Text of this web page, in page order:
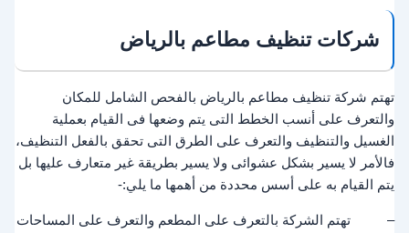
شركات تنظيف مطاعم بالرياض
تهتم شركة تنظيف مطاعم بالرياض بالفحص الشامل للمكان
والتعرف على أنسب الخطط التى يتم وضعها فى القيام بعملية
الغسيل والتنظيف والتعرف على الطرق التى تحقق بالفعل التنظيف،
فالأمر لا يسير بشكل عشوائى ولا يسير بطريقة غير متعارف عليها بل
يتم القيام به على أسس محددة من أهمها ما يلي:-
– تهتم الشركة بالتعرف على المطعم والتعرف على المساحات